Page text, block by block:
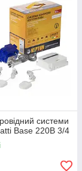
системи
Base 220B 3/4